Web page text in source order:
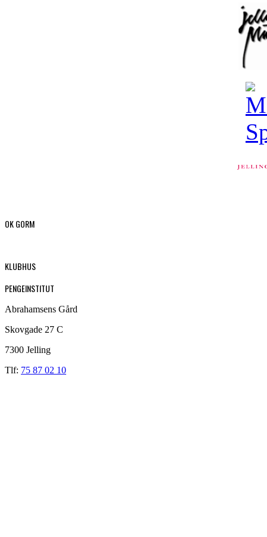
OK GORM
KLUBHUS
PENGEINSTITUT
Abrahamsens Gård
Skovgade 27 C
7300 Jelling
Tlf: 75 87 02 10